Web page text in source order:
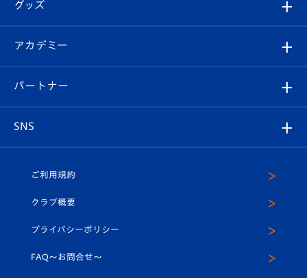
チケット
イベント
メディア
ホームタウン
スタッフプロフィール
マスコット紹介
平和祈念活動
Revive Team
ヴィヴィくんの長崎おもてなしガイド
フォトギャラリー
スタジアムグルメ
V-LOVERS（ファンクラブ）
プレイヤーズスイート
グッズ
オンラインショップ
店舗情報
アカデミー
育成からのお知らせ
U-18
スクール
パートナー
SNS
ヴィヴィくんインスタグラム
公式LINE＠
ご利用規約
クラブ概要
プライバシーポリシー
FAQ〜お問合せ〜